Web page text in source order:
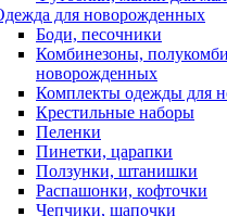
для новорожденных
Боди, песочники
Комбинезоны,
новорожденных
Комплекты одежды для
Крестильные наборы
Пеленки
Пинетки, царапки
Ползунки, штанишки
Распашонки, кофточки
Чепчики, шапочки